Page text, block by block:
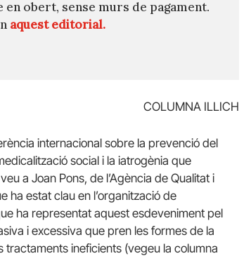
obert, sense murs de pagament.
aquest editorial.
COLUMNA ILLICH
internacional sobre la prevenció del
social i la iatrogènia que
a Joan Pons, de l’Agència de Qualitat i
ha estat clau en l’organització de
ha representat aquest esdeveniment pel
i excessiva que pren les formes de la
tractaments ineficients (vegeu la columna